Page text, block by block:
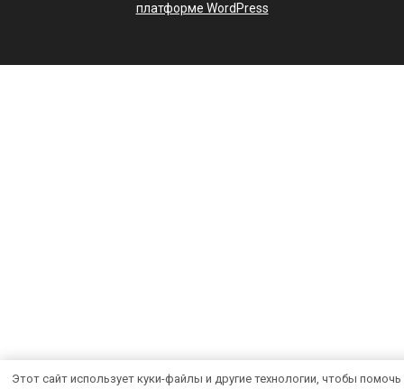
платформе WordPress
Этот сайт использует куки-файлы и другие технологии, чтобы